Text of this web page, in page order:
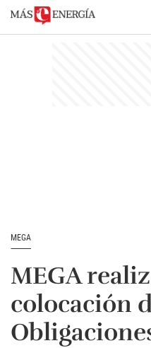
MEGA
MEGA
colocación